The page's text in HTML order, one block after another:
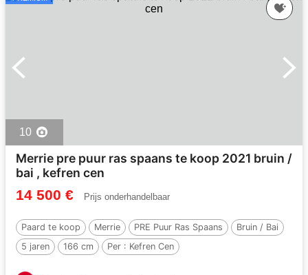
10
Merrie pre puur ras spaans te koop 2021 bruin /
bai , kefren cen
14 500 € Prijs onderhandelbaar
Paard te koop Merrie PRE Puur Ras Spaans
Bruin / Bai
5 jaren
166 cm Per : Kefren Cen